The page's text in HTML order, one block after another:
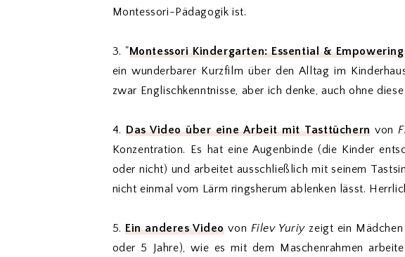
Montessori-Pädagogik ist.
3. "Montessori Kindergarten: Essential & Empowering
ein wunderbarer Kurzfilm über den Alltag im
zwar Englischkenntnisse, aber ich denke, auch ohne
4. Das Video über eine Arbeit mit Tasttüchernvon
Konzentration. Es hat eine Augenbinde (die Kinder
oder nicht) und arbeitet ausschließlich mit seinem
nicht einmal vom Lärm ringsherum ablenken lässt.
5.Ein anderes Videovon Filev Yuriy zeigt ein
oder 5 Jahre), wie es mit dem Maschenrahmen